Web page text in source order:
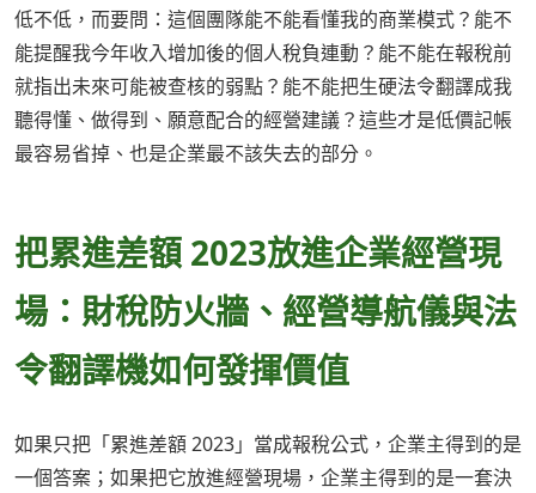
低不低，而要問：這個團隊能不能看懂我的商業模式？能不
能提醒我今年收入增加後的個人稅負連動？能不能在報稅前
就指出未來可能被查核的弱點？能不能把生硬法令翻譯成我
聽得懂、做得到、願意配合的經營建議？這些才是低價記帳
最容易省掉、也是企業最不該失去的部分。
把累進差額 2023放進企業經營現
場：財稅防火牆、經營導航儀與法
令翻譯機如何發揮價值
如果只把「累進差額 2023」當成報稅公式，企業主得到的是
一個答案；如果把它放進經營現場，企業主得到的是一套決